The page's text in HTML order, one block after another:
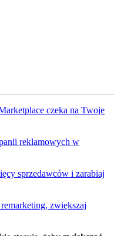
czeka na Twoje
reklamowych w
sprzedawców i zarabiaj
zwiększaj